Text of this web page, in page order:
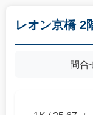
レオン京橋 2
問合